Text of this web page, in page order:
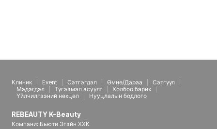
Клиник Event Сэтгэгдэл Өмнө/Дараа
Сэтгүүл
Мэдэгдэл
Түгээмэл асуулт
Холбоо барих
Үйлчилгээний нөхцөл
Нууцлалын бодлого
REBEAUTY K-Beauty
Компани: Бьюти Эгэйн ХХК